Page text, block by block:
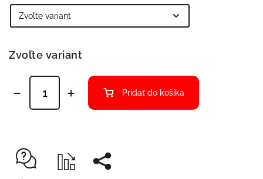
Zvoľte variant
Pridať do košíka